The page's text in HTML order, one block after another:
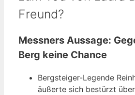
Freund?
Messners Aussage:
Berg keine Chance
Bergsteiger-Legende
äußerte sich bestürzt